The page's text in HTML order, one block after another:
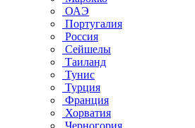
ОАЭ
Португалия
Россия
Сейшелы
Таиланд
Тунис
Турция
Франция
Хорватия
Черногория